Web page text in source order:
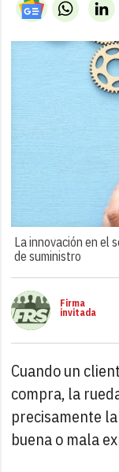
La innovación en el
de suministro
Firma
invitada
Cuando un
compra, la
precisamente la
buena o mala